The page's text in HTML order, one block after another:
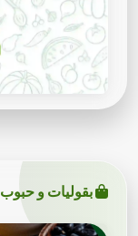
بقوليات و حبوب